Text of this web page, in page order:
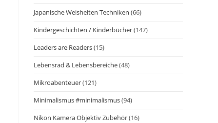
Japanische Weisheiten Techniken (66)
Kindergeschichten / Kinderbücher(147)
Leaders are Readers(15)
Lebensrad & Lebensbereiche(48)
Mikroabenteuer(121)
Minimalismus #minimalismus(94)
Nikon Kamera Objektiv Zubehör(16)